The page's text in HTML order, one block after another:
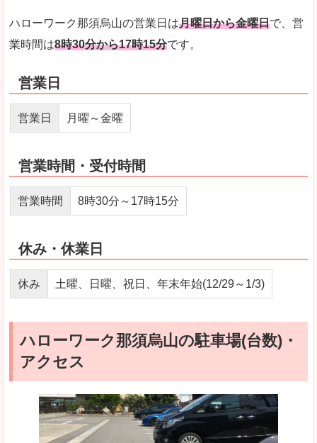
ハローワーク那須烏山の営業日は月曜日から金曜日で、営
業時間は8時30分から17時15分です。
営業日
営業日 月曜～金曜
営業時間・受付時間
営業時間 8時30分～17時15分
休み・休業日
休み 土曜、日曜、祝日、年末年始(12/29～1/3)
ハローワーク那須烏山の駐車場(台数)・
アクセス